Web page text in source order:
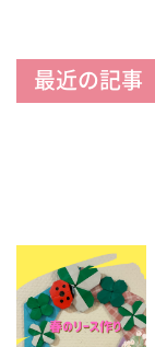
最近の記事